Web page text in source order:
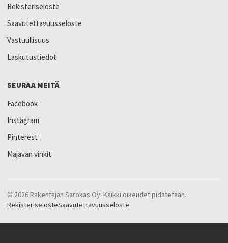
Rekisteriseloste
Saavutettavuusseloste
Vastuullisuus
Laskutustiedot
SEURAA MEITÄ
Facebook
Instagram
Pinterest
Majavan vinkit
© 2026 Rakentajan Sarokas Oy. Kaikki oikeudet pidätetään.
RekisteriselosteSaavutettavuusseloste